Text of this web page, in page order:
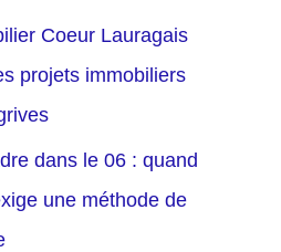
Coeur Lauragais
projets immobiliers
dans le 06 : quand
une méthode de